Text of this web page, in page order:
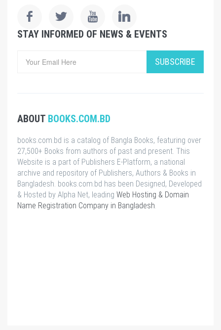
STAY INFORMED OF NEWS & EVENTS
SUBSCRIBE
ABOUT BOOKS.COM.BD
books.com.bd is a catalog of Bangla Books, featuring over
27,500+ Books from authors of past and present. This
Website is a part of Publishers E-Platform, a national
archive and repository of Publishers, Authors & Books in
Bangladesh. books.com.bd has been Designed, Developed
& Hosted by Alpha Net, leading Web Hosting & Domain
Name Registration Company in Bangladesh